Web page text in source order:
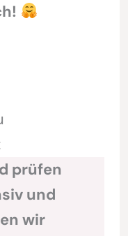
prüfen
und
wir